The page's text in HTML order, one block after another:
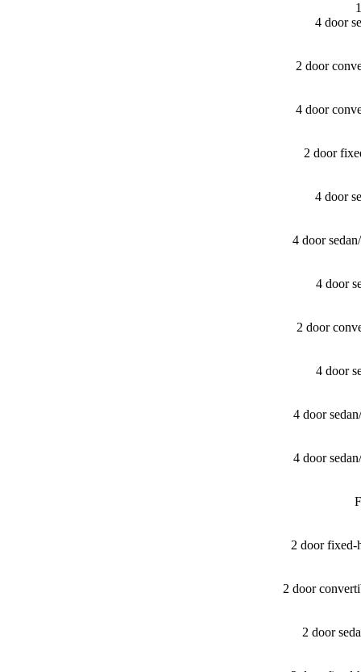
4 door
2 door
4 door
2 door
4 door
4 door
4 door
2 door
4 door
4 door
4 door
2 door fixed-
2 door
2 door